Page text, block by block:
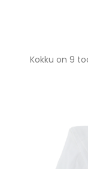
Kokku on 9